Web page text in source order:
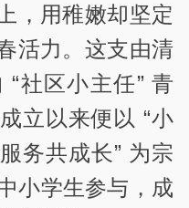
，用稚嫩却坚定
活力。这支由清
社区小主任” 青
立以来便以 “小
务共成长” 为宗
小学生参与，成